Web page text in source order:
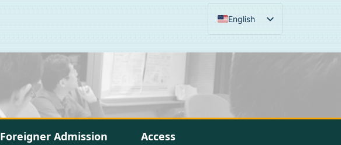
English
Foreigner Admission Access